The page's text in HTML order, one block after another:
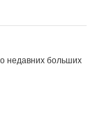
недавних больших